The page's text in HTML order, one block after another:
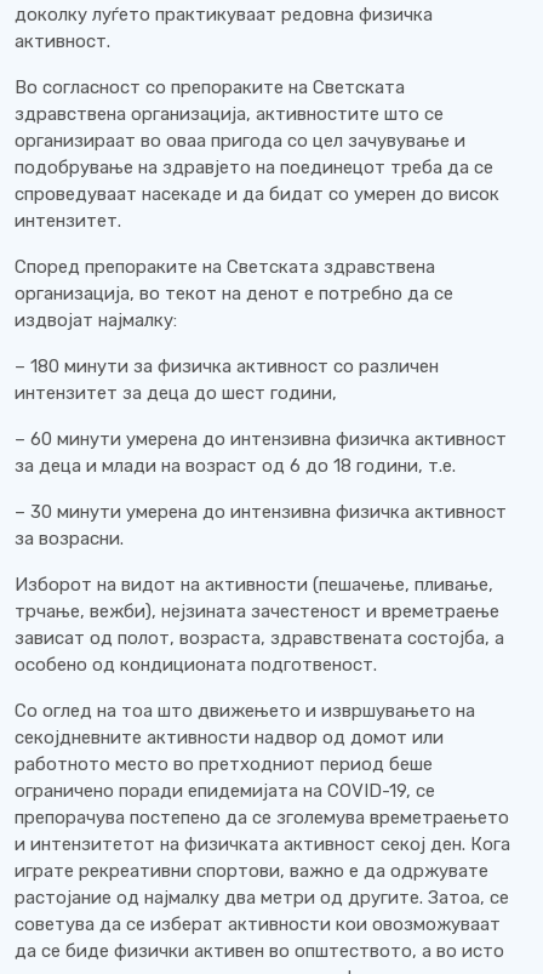
доколку луѓето практикуваат редовна физичка
активност.
Во согласност со препораките на Светската
здравствена организација, активностите што се
организираат во оваа пригода со цел зачувување и
подобрување на здравјето на поединецот треба да се
спроведуваат насекаде и да бидат со умерен до висок
интензитет.
Според препораките на Светската здравствена
организација, во текот на денот е потребно да се
издвојат најмалку:
– 180 минути за физичка активност со различен
интензитет за деца до шест години,
– 60 минути умерена до интензивна физичка активност
за деца и млади на возраст од 6 до 18 години, т.е.
– 30 минути умерена до интензивна физичка активност
за возрасни.
Изборот на видот на активности (пешачење, пливање,
трчање, вежби), нејзината зачестеност и времетраење
зависат од полот, возраста, здравствената состојба, а
особено од кондиционата подготвеност.
Со оглед на тоа што движењето и извршувањето на
секојдневните активности надвор од домот или
работното место во претходниот период беше
ограничено поради епидемијата на COVID-19, се
препорачува постепено да се зголемува времетраењето
и интензитетот на физичката активност секој ден. Кога
играте рекреативни спортови, важно е да одржувате
растојание од најмалку два метри од другите. Затоа, се
советува да се изберат активности кои овозможуваат
да се биде физички активен во општеството, а во исто